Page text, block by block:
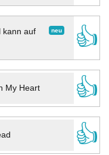
neu
kann auf
👍
My Heart
👍
👍